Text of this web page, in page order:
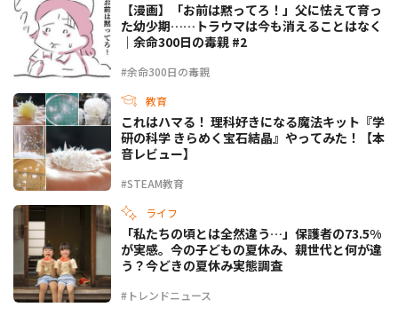
#余命300日の毒親
【漫画】「お前は黙ってろ！」父に怯えて育っ
た幼少期……トラウマは今も消えることはなく
｜余命300日の毒親 #2
教育
#STEAM教育
これはハマる！ 理科好きになる魔法キット『学
研の科学 きらめく宝石結晶』やってみた！【本
音レビュー】
ライフ
#トレンドニュース
「私たちの頃とは全然違う…」保護者の73.5%
が実感。今の子どもの夏休み、親世代と何が違
う？今どきの夏休み実態調査